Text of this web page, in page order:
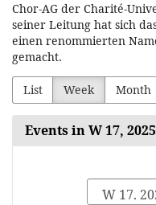
Chor-AG der Charité-
seiner Leitung hat sich
einen renommierten
gemacht.
List Week Month
Events in W 17,